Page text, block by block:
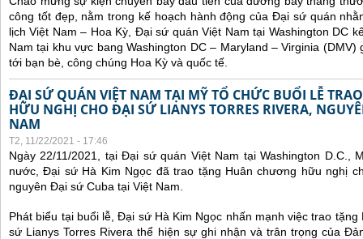
công tốt đẹp, nằm trong kế hoạch hành động của Đại sứ quán
lịch Việt Nam – Hoa Kỳ, Đại sứ quán Việt Nam tại Washington DC
Nam tại khu vực bang Washington DC – Maryland – Virginia
tới bạn bè, công chúng Hoa Kỳ và quốc tế.
ĐẠI SỨ QUÁN VIỆT NAM TẠI MỸ TỔ CHỨC BUỔI LỄ
HỮU NGHỊ CHO ĐẠI SỨ LIANYS TORRES RIVERA,
NAM
T2, 11/22/2021 - 17:46
Ngày 22/11/2021, tại Đại sứ quán Việt Nam tại Washington D.C.,
nước, Đại sứ Hà Kim Ngọc đã trao tặng Huân chương hữu nghị
nguyên Đại sứ Cuba tại Việt Nam.
Phát biểu tại buổi lễ, Đại sứ Hà Kim Ngọc nhấn mạnh việc trao
sứ Lianys Torres Rivera thể hiện sự ghi nhận và trân trọng của